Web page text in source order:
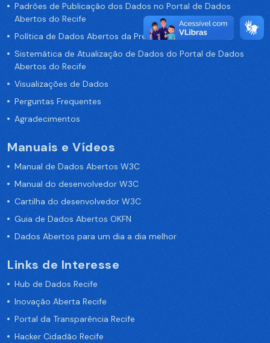
Padrões de Publicação dos Dados no Portal de Dados
Abertos do Recife
Política de Dados Abertos da Prefeitura do Recife
Sistemática de Atualização de Dados do Portal de Dados
Abertos do Recife
Visualizações de Dados
Perguntas Frequentes
Agradecimentos
Manuais e Vídeos
Manual de Dados Abertos W3C
Manual do desenvolvedor W3C
Cartilha do desenvolvedor W3C
Guia de Dados Abertos OKFN
Dados Abertos para um dia a dia melhor
Links de Interesse
Hub de Dados Recife
Inovação Aberta Recife
Portal da Transparência Recife
Hacker Cidadão Recife